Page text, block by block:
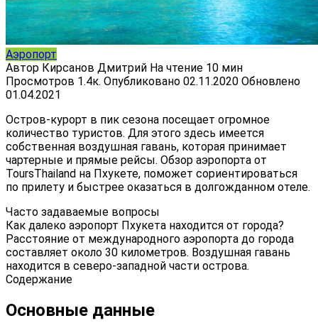
Аэропорт
Автор Кирсанов Дмитрий На чтение 10 мин
Просмотров 1.4к. Опубликовано 02.11.2020 Обновлено
01.04.2021
Остров-курорт в пик сезона посещает огромное
количество туристов. Для этого здесь имеется
собственная воздушная гавань, которая принимает
чартерные и прямые рейсы. Обзор аэропорта от
ToursThailand на Пхукете, поможет сориентироваться
по прилету и быстрее оказаться в долгожданном отеле.
Часто задаваемые вопросы
Как далеко аэропорт Пхукета находится от города?
Расстояние от международного аэропорта до города
составляет около 30 километров. Воздушная гавань
находится в северо-западной части острова.
Содержание
Основные данные